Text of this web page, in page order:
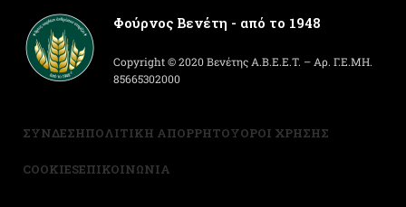
Φούρνος Βενέτη - από το 1948
Copyright © 2020 Βενέτης Α.Β.Ε.Ε.Τ. – Αρ. Γ.Ε.ΜΗ.
85665302000
ΣΥΝΔΕΣΗΠΟΛΙΤΙΚΗ ΑΠΟΡΡΗΤΟΥΟΡΟΙ ΧΡΗΣΗΣ
COOKIESΕΠΙΚΟΙΝΩΝΙΑ